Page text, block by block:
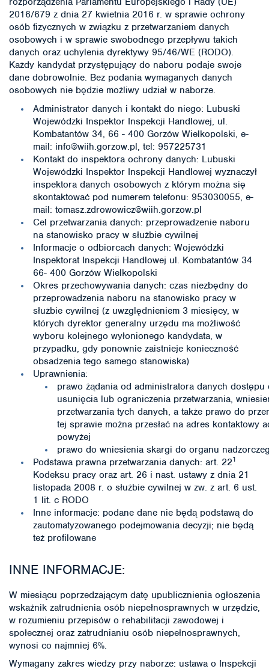
2016/679 z dnia 27 kwietnia 2016 r. w sprawie ochrony
osób fizycznych w związku z przetwarzaniem danych
osobowych i w sprawie swobodnego przepływu takich
danych oraz uchylenia dyrektywy 95/46/WE (RODO).
Każdy kandydat przystępujący do naboru podaje swoje
dane dobrowolnie. Bez podania wymaganych danych
osobowych nie będzie możliwy udział w naborze.
Administrator danych i kontakt do niego: Lubuski
Wojewódzki Inspektor Inspekcji Handlowej, ul.
Kombatantów 34, 66 - 400 Gorzów Wielkopolski, e-
mail: info@wiih.gorzow.pl, tel: 957225731
Kontakt do inspektora ochrony danych: Lubuski
Wojewódzki Inspektor Inspekcji Handlowej wyznaczył
inspektora danych osobowych z którym można się
skontaktować pod numerem telefonu: 953030055, e-
mail: tomasz.zdrowowicz@wiih.gorzow.pl
Cel przetwarzania danych: przeprowadzenie naboru
na stanowisko pracy w służbie cywilnej
Informacje o odbiorcach danych: Wojewódzki
Inspektorat Inspekcji Handlowej ul. Kombatantów 34
66- 400 Gorzów Wielkopolski
Okres przechowywania danych: czas niezbędny do
przeprowadzenia naboru na stanowisko pracy w
służbie cywilnej (z uwzględnieniem 3 miesięcy, w
których dyrektor generalny urzędu ma możliwość
wyboru kolejnego wyłonionego kandydata, w
przypadku, gdy ponownie zaistnieje konieczność
obsadzenia tego samego stanowiska)
Uprawnienia:
prawo żądania od administratora danych
usunięcia lub ograniczenia przetwarzania,
przetwarzania tych danych, a także prawo do
tej sprawie można przesłać na adres kontaktowy
powyżej
prawo do wniesienia skargi do organu
Podstawa prawna przetwarzania danych: art. 221
Kodeksu pracy oraz art. 26 i nast. ustawy z dnia 21
listopada 2008 r. o służbie cywilnej w zw. z art. 6 ust.
1 lit. c RODO
Inne informacje: podane dane nie będą podstawą do
zautomatyzowanego podejmowania decyzji; nie będą
też profilowane
INNE INFORMACJE:
W miesiącu poprzedzającym datę upublicznienia ogłoszenia
wskaźnik zatrudnienia osób niepełnosprawnych w urzędzie,
w rozumieniu przepisów o rehabilitacji zawodowej i
społecznej oraz zatrudnianiu osób niepełnosprawnych,
wynosi co najmniej 6%.
Wymagany zakres wiedzy przy naborze: ustawa o Inspekcji